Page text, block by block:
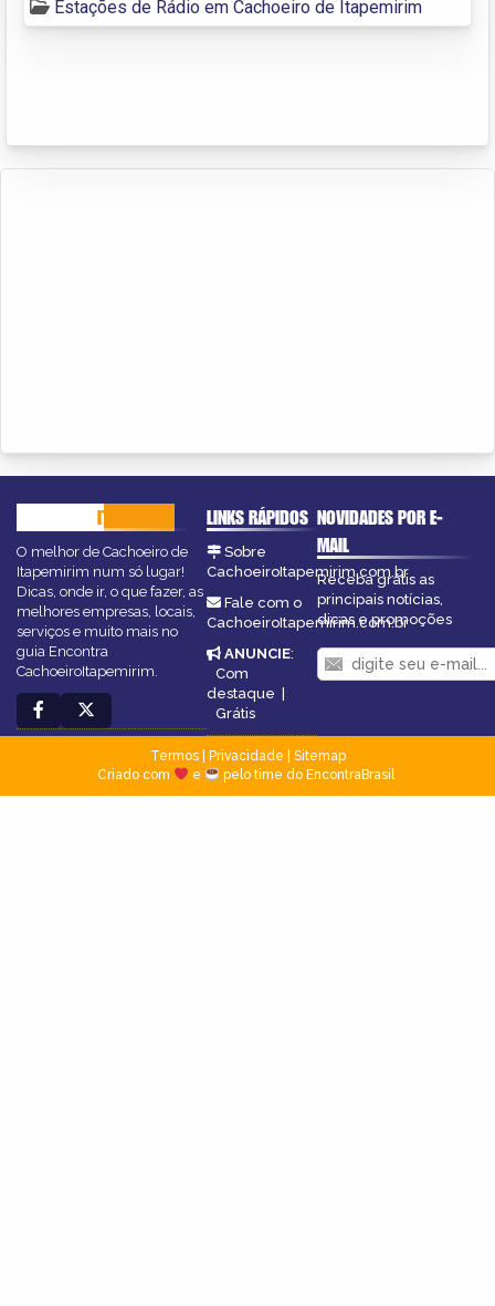
Estações de Rádio em Cachoeiro de Itapemirim
ITAPEMIRIM
O melhor de Cachoeiro de
Itapemirim num só lugar!
Dicas, onde ir, o que fazer, as
melhores empresas, locais,
serviços e muito mais no
guia Encontra
CachoeiroItapemirim.
LINKS RÁPIDOS
Sobre
CachoeiroItapemirim.com.br
Fale com o
CachoeiroItapemirim.com.br
ANUNCIE:
Com
destaque |
Grátis
NOVIDADES POR E-
MAIL
Receba grátis as
principais notícias,
dicas e promoções
Termos| Privacidade
Sitemap
Criado com
e pelo time do EncontraBrasil